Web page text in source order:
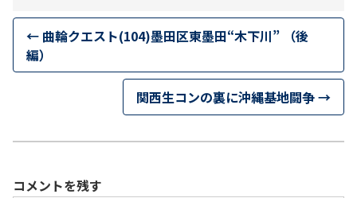
← 曲輪クエスト(104)墨田区東墨田“木下川” （後
編）
関西生コンの裏に沖縄基地闘争→
コメントを残す